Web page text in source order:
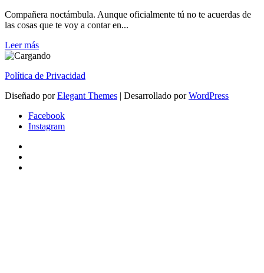
Compañera noctámbula. Aunque oficialmente tú no te acuerdas de
las cosas que te voy a contar en...
Leer más
Política de Privacidad
Diseñado porElegant Themes | Desarrollado porWordPress
Facebook
Instagram